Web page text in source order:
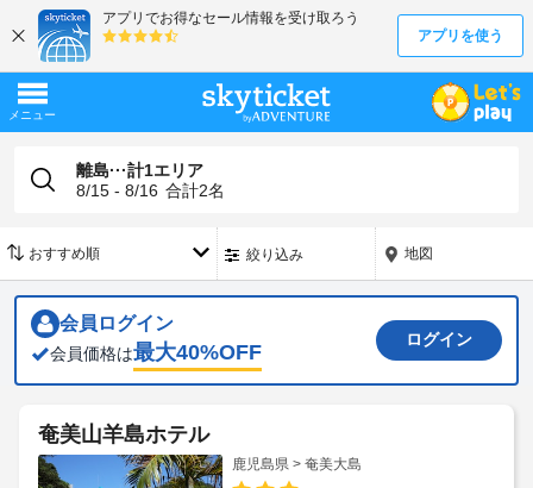
離島···計1エリア
8/15 - 8/16 合計2名
絞り込み 地図
会員ログイン
会員価格は最大40%OFF
ログイン
奄美山羊島ホテル
鹿児島県 > 奄美大島